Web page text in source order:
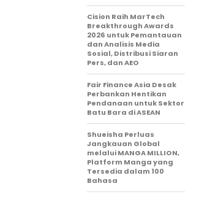
Cision Raih MarTech
Breakthrough Awards
2026 untuk Pemantauan
dan Analisis Media
Sosial, Distribusi Siaran
Pers, dan AEO
Fair Finance Asia Desak
Perbankan Hentikan
Pendanaan untuk Sektor
Batu Bara di ASEAN
Shueisha Perluas
Jangkauan Global
melalui MANGA MILLION,
Platform Manga yang
Tersedia dalam 100
Bahasa